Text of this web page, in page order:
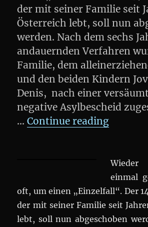
der mit seiner Familie seit
Österreich lebt, soll nun
werden. Nach dem sechs
andauernden Verfahren
Familie, dem
und den beiden Kindern
Denis, nach einer
negative Asylbescheid
…Continue reading
Wieder
einmal
oft, um einen „Einzelfall“. Der
der mit seiner Familie seit
lebt, soll nun abgeschoben